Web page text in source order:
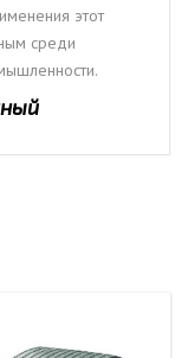
этот
среди